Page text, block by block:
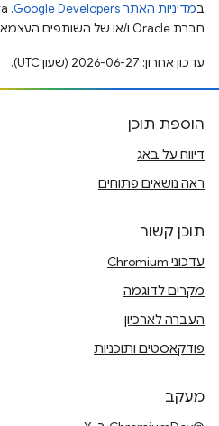
במדיניות האתר Google Developers‏
חברת Oracle ו/או של השותפים העצמאיים שלה.
עדכון אחרון: 2026-06-27 (שעון UTC).
הוספת תוכן
דיווח על באג
ראה נושאים פתוחים
תוכן קשור
עדכוני Chromium
מקרים לדוגמה
העברה לארכיון
פודקאסטים ותוכניות
מעקב